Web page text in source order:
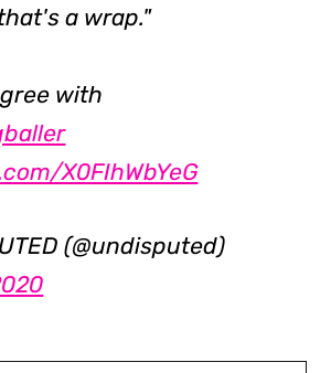
a wrap."
with
X0FIhWbYeG
(@undisputed)